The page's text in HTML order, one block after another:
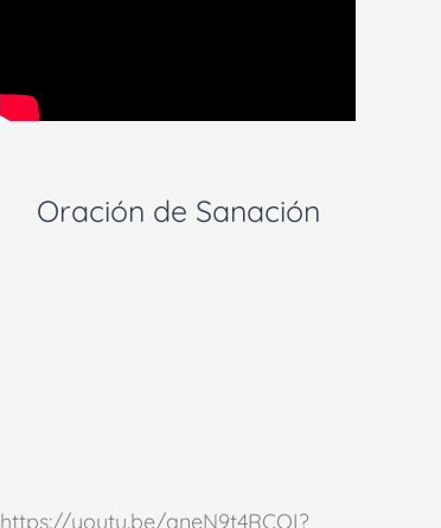
Oración de Sanación
https://youtu.be/aneN9t4RCOI?